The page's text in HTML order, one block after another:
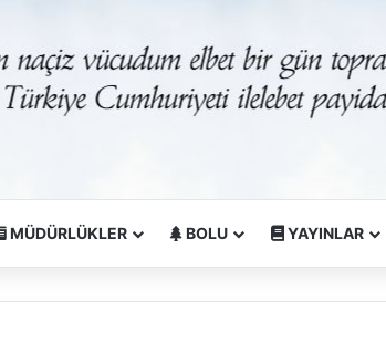
MÜDÜRLÜKLER BOLU YAYINLAR